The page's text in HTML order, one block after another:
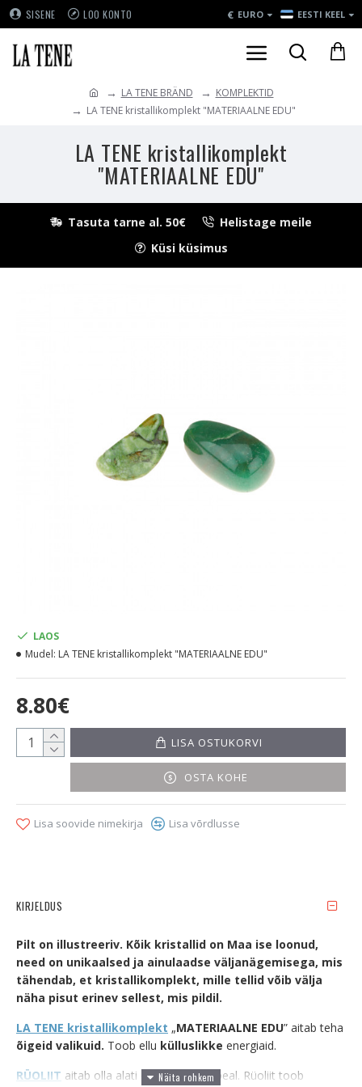
SISENE LOO KONTO € EURO EESTI KEEL
LA TENE BRÄND
KOMPLEKTID
LA TENE kristallikomplekt "MATERIAALNE EDU"
LA TENE kristallikomplekt
"MATERIAALNE EDU"
Tasuta tarne al. 50€
Helistage meile
Küsi küsimus
8.80€
LAOS
Mudel: LA TENE kristallikomplekt "MATERIAALNE EDU"
LISA OSTUKORVI
OSTA KOHE
Lisa soovide nimekirja Lisa võrdlusse
KIRJELDUS
Pilt on illustreeriv. Kõik kristallid on Maa ise loonud,
need on unikaalsed ja ainulaadse väljanägemisega, mis
tähendab, et kristallikomplekt, mille tellid võib välja
näha pisut erinev sellest, mis pildil.
LA TENE kristallikomplekt „MATERIAALNE EDU” aitab teha
õigeid valikuid. Toob ellu külluslikke energiaid.
RÜOLIIT aitab olla alati õnne täis raja peal. Rüoliit toob